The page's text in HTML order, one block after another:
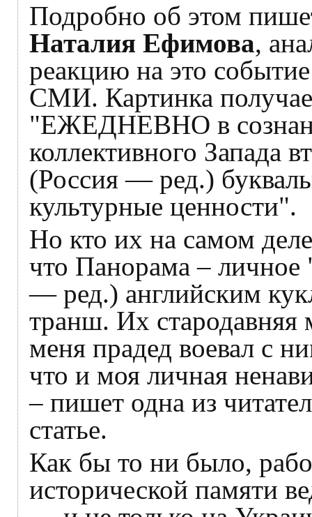
Подробно об этом
Наталия Ефимова,
реакцию на это
СМИ. Картинка
"ЕЖЕДНЕВНО в
коллективного Запада
(Россия — ред.)
культурные ценности".
Но кто их на самом
что Панорама – личное
— ред.) английским
транш. Их стародавняя
меня прадед воевал с
что и моя личная
– пишет одна из
статье.
Как бы то ни было,
исторической памяти